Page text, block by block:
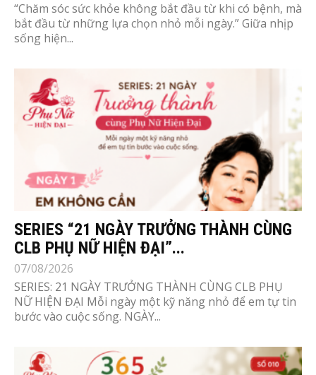
“Chăm sóc sức khỏe không bắt đầu từ khi có bệnh, mà
bắt đầu từ những lựa chọn nhỏ mỗi ngày.” Giữa nhịp
sống hiện...
SERIES “21 NGÀY TRƯỞNG THÀNH CÙNG
CLB PHỤ NỮ HIỆN ĐẠI”...
07/08/2026
SERIES: 21 NGÀY TRƯỞNG THÀNH CÙNG CLB PHỤ
NỮ HIỆN ĐẠI Mỗi ngày một kỹ năng nhỏ để em tự tin
bước vào cuộc sống. NGÀY...